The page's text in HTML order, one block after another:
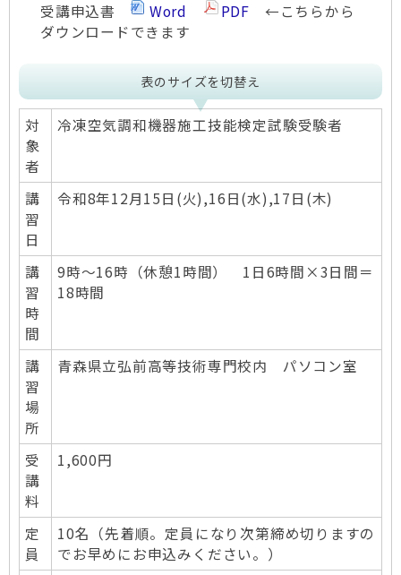
受講申込書 Word PDF ←こちらから
ダウンロードできます
表のサイズを切替え
対
象
者
冷凍空気調和機器施工技能検定試験受験者
講
習
日
令和8年12月15日(火),16日(水),17日(木)
講
習
時
間
9時～16時（休憩1時間） 1日6時間×3日間＝
18時間
講
習
場
所
青森県立弘前高等技術専門校内 パソコン室
受
講
料
1,600円
定
員
10名（先着順。定員になり次第締め切りますの
でお早めにお申込みください。）